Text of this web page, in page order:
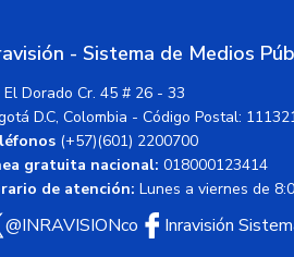
- Sistema de Medios
El Dorado Cr. 45 # 26 - 33
D.C, Colombia - Código Postal:
(+57)(601) 2200700
gratuita nacional: 018000123414
de atención: Lunes a viernes de
@INRAVISIONco Inravisión